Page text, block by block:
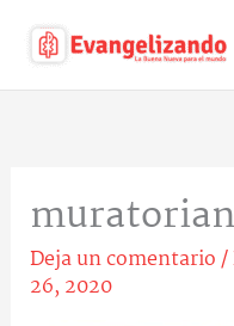
Deja un comentario/
26, 2020